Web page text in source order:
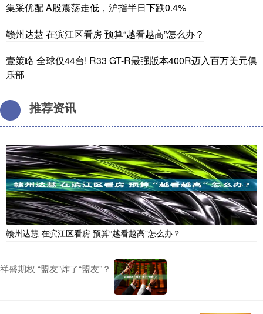
集采优配 A股震荡走低，沪指半日下跌0.4%
赣州达慧 在滨江区看房 预算“越看越高”怎么办？
壹策略 全球仅44台! R33 GT-R最强版本400R迈入百万美元俱
乐部
推荐资讯
赣州达慧 在滨江区看房 预算“越看越高”怎么办？
祥盛期权 “盟友”炸了“盟友”？